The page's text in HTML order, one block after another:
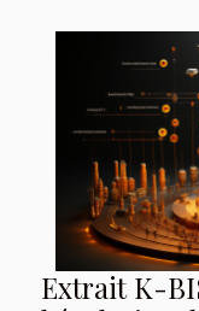
Extrait K-